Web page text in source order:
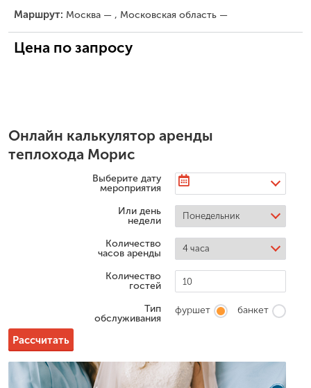
Маршрут: Москва — , Московская область —
Цена по запросу
Онлайн калькулятор аренды
теплохода Морис
Выберите дату
мероприятия
Или день
недели
Количество
часов аренды
Количество
гостей
Тип
обслуживания
фуршет банкет
Рассчитать